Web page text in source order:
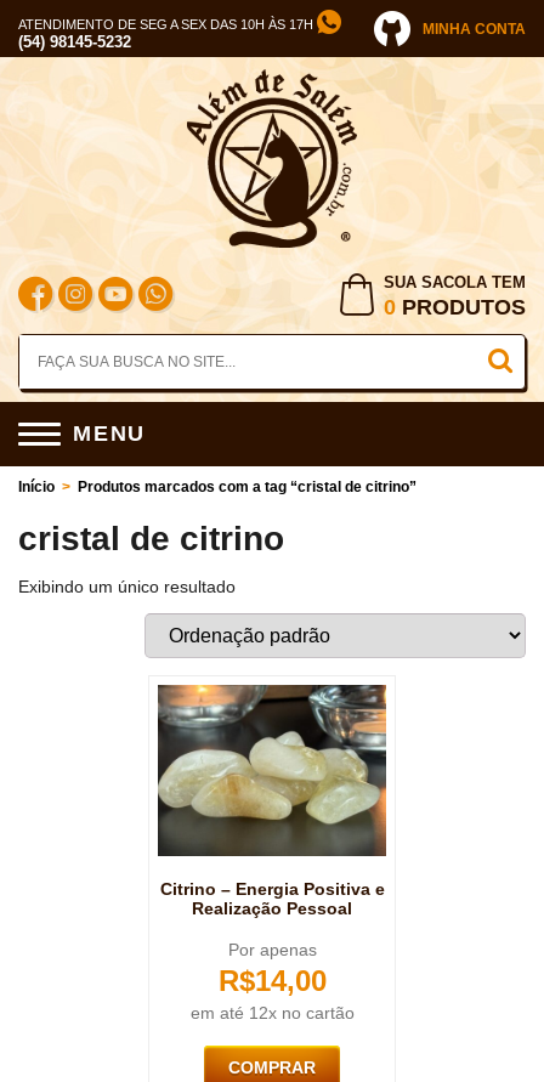
ATENDIMENTO DE SEG A SEX DAS 10H ÀS 17H
(54) 98145-5232
MINHA CONTA
SUA SACOLA TEM
0 PRODUTOS
MENU
Início > Produtos marcados com a tag “cristal de citrino”
cristal de citrino
Exibindo um único resultado
Citrino – Energia Positiva e
Realização Pessoal
Por apenas
R$14,00
em até 12x no cartão
COMPRAR